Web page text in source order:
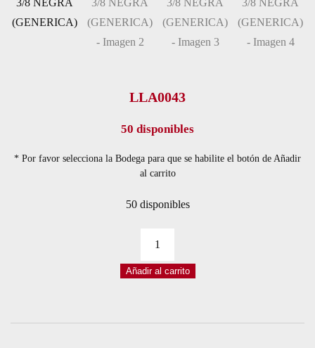
LLA0043
50 disponibles
* Por favor selecciona la Bodega para que se habilite el botón de Añadir
al carrito
50 disponibles
METÁLICA
Añadir al carrito